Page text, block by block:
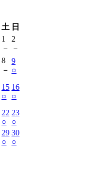
土 日
1
－
2
－
8
－
9
○
15
○
16
○
22
○
23
○
29
○
30
○